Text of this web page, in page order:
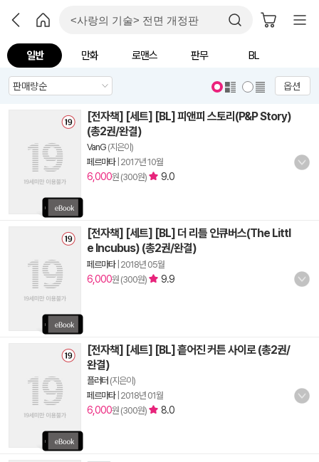
일반 만화 로맨스 판무 BL
옵션
[전자책] [세트] [BL] 피앤피 스토리(P&P Story)
(총2권/완결)
VanG (지은이)
페르마타| 2017년 10월
6,000원 (300원) 9.0
[전자책] [세트] [BL] 더 리틀 인큐버스(The Littl
e Incubus) (총2권/완결)
페르마타| 2018년 05월
6,000원 (300원) 9.9
[전자책] [세트] [BL] 흩어진 커튼 사이로 (총2권/
완결)
플러터 (지은이)
페르마타| 2018년 01월
6,000원 (300원) 8.0